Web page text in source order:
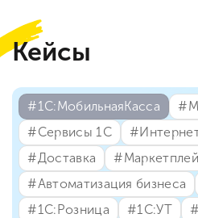
Кейсы
#⁣1С:МобильнаяКасса
#⁣Автоматизация бизнеса
#⁣1С:Розница
#⁣1С:УТ
#⁣Сервисы 1С
#⁣Доставка